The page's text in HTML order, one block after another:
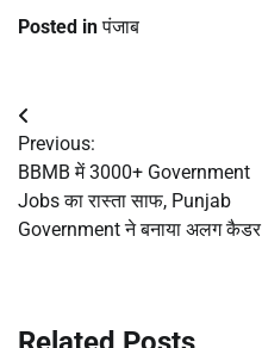
Posted inपंजाब
Post
navigation
Previous:
BBMB में 3000+ Government
Jobs का रास्ता साफ, Punjab
Government ने बनाया अलग कैडर